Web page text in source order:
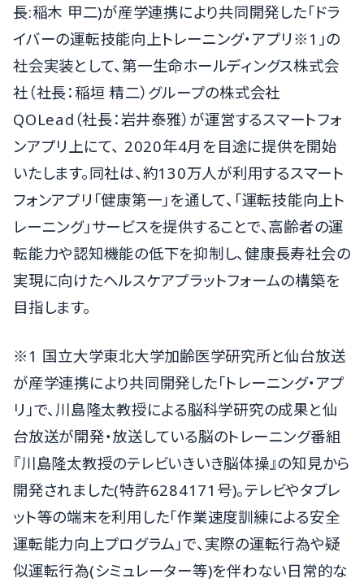
長:稲木 甲二)が産学連携により共同開発した「ドラ
イバーの運転技能向上トレーニング・アプリ※1」の
社会実装として、第一生命ホールディングス株式会
社（社長：稲垣 精二）グループの株式会社
QOLead（社長：岩井泰雅）が運営するスマートフォ
ンアプリ上にて、 2020年4月を目途に提供を開始
いたします。同社は、約130万人が利用するスマート
フォンアプリ「健康第一」を通して、「運転技能向上ト
レーニング」サービスを提供することで、高齢者の運
転能力や認知機能の低下を抑制し、健康長寿社会の
実現に向けたヘルスケアプラットフォームの構築を
目指します。
※1 国立大学東北大学加齢医学研究所と仙台放送
が産学連携により共同開発した「トレーニング・アプ
リ」で、川島隆太教授による脳科学研究の成果と仙
台放送が開発・放送している脳のトレーニング番組
『川島隆太教授のテレビいきいき脳体操』の知見から
開発されました(特許6284171号)。テレビやタブレ
ット等の端末を利用した「作業速度訓練による安全
運転能力向上プログラム」で、実際の運転行為や疑
似運転行為(シミュレーター等)を伴わない日常的な